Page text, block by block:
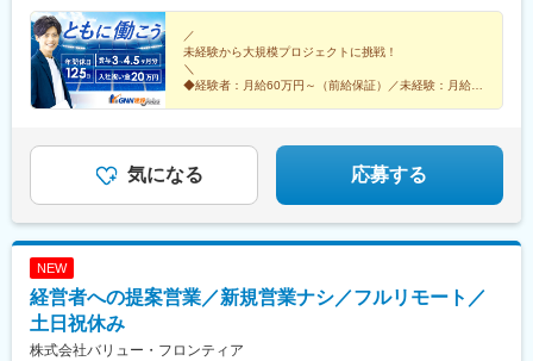
県)、栄駅(愛知県)、東梅田駅、阿倍野駅(阪堺線)、鶴橋駅、京橋駅
(大阪府)、南方駅(大阪府)、上小田井駅、上飯田駅、鶴舞駅、藤が
丘駅(愛知県)、金山駅(愛知県)、流山おおたかの森駅、藤沢駅、富
田駅(大阪府)、上牧駅(大阪府)、高槻駅、高槻市駅、天王寺駅、新
今宮駅、本町駅、江坂駅、弁天町駅、西九条駅、千里中央駅(北大
橋駅、刈谷駅、星ケ丘駅(愛知県)、高蔵寺駅、ＪＲ難波駅、中百舌
鳥駅、大曽根駅、赤池駅(愛知県)、大阪駅、新大阪駅、北新地駅、
大阪阿部野橋駅、近鉄名古屋駅、名鉄名古屋駅、博多駅、天神
駅、福岡空港駅(鉄道)、姪浜駅、西新駅、天神南駅、大橋駅(福岡
県)、中洲川端駅、千早駅、三ノ宮駅、尼崎駅(東海道本線)、神戸
王寺駅、近鉄奈良駅、学園前駅(奈良県)、大和西大寺駅、生駒駅、
和歌山駅、和歌山市駅、京都駅、京阪山科駅、烏丸駅、草津駅(滋
賀県)、南草津駅、京阪石山駅、瀬田駅(滋賀県)、竹田駅(京都府)、
大通駅、札幌駅、仙台駅、岡山駅、下関駅、松江駅、鳥取駅、広
州／福岡、佐賀、長崎、熊本、大分、宮崎、鹿児島、沖縄＼広島
にてビッグプロジェクト始動！／裁量のあるポジションをお任せ
◎より高待遇をご用意しております。ご希望の方は面接にてお気
軽にご質問ください。
駅(東京都)、白金高輪駅、高輪ゲートウェイ駅、神谷町駅、外苑前
駅、国立駅、南新宿駅、初台駅、千駄ケ谷駅、曙橋駅、国立競技
場駅、四谷三丁目駅、西荻窪駅、富士見ケ丘駅、荻窪駅、神保町
駅、淡路町駅、市ケ谷駅、九段下駅、上野御徒町駅、昭和島駅、
池上駅、糀谷駅、八丁堀駅(東京都)、日本橋駅(東京都)、築地市場
新中野駅、京王八王子駅、武蔵五日市駅、西台駅、本蓮沼駅、大
森海岸駅、青物横丁駅、武蔵境駅、三鷹駅、吉祥寺駅、湯島駅、
駅、新八柱駅、大宮駅(埼玉県)、南浦和駅、さいたま新都心駅、北
浦和駅、浦和駅、和光市駅、西川口駅、東川口駅、朝霞駅、新越
谷駅、川越駅、蕨駅、志木駅、所沢駅、草加駅、大阪難波駅、淀
年齢、経験、能力、適性を考慮して、支給額を決定します。ーー
ーーーーーーーーーーーーーーーーーーーーーーーーーーーーー
ーー■未経験者は月給35万円～＋賞与年2回＋各種手当 ※これま
での経験・スキル・年齢を考慮して、決定いたします※残業代は別
途全額支給します。＼勤務地特典！／入社祝い金として別途20万
／
未経験から大規模プロジェクトに挑戦！
＼
◆経験者：月給60万円～（前給保証）／未経験：月給
気になる 応募する
NEW
経営者への提案営業／新規営業ナシ／フルリモート／
土日祝休み
株式会社バリュー・フロンティア